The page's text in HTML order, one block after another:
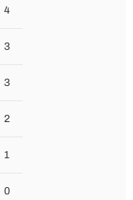
4
3
3
2
1
0